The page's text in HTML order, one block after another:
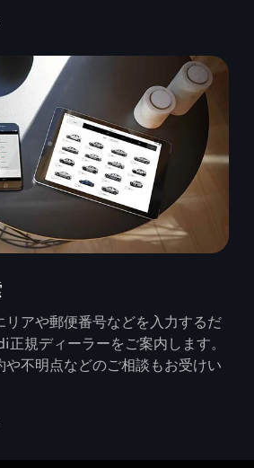
リアや郵便番号などを入力するだ
規ディーラーをご案内します。
や不明点などのご相談もお受けい